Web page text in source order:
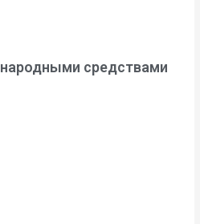
средствами